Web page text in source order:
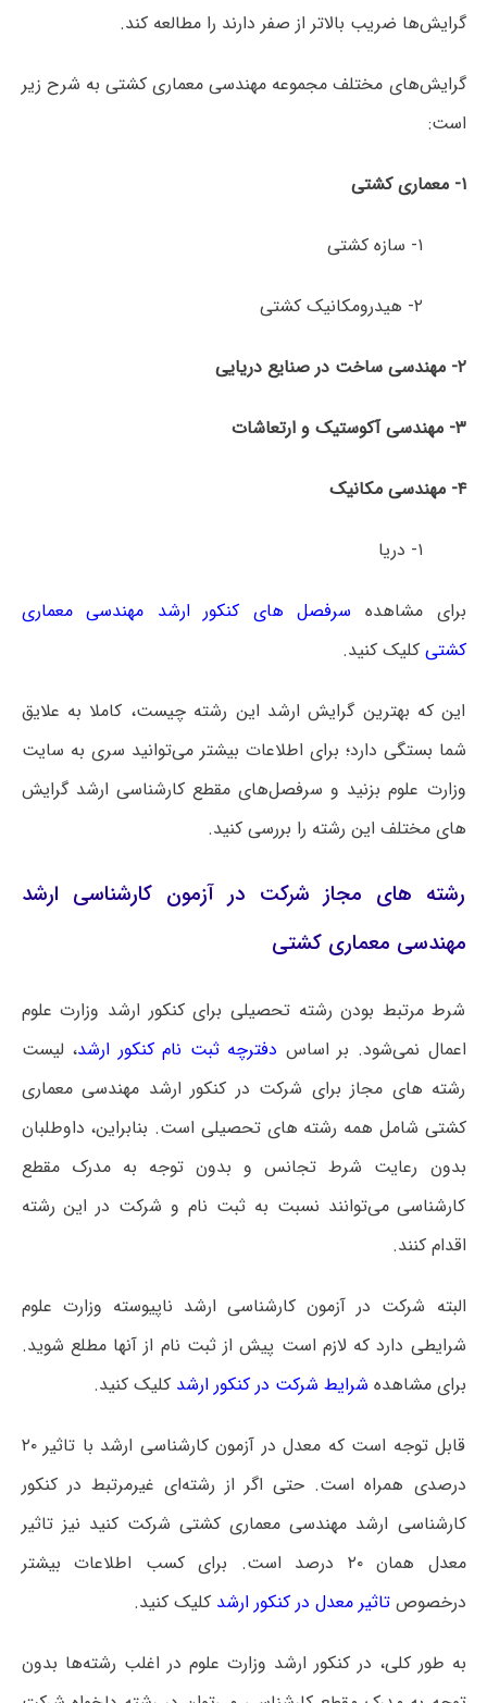
گرایش‌ها ضریب بالاتر از صفر دارند را مطالعه کند.
گرایش‌های مختلف مجموعه مهندسی معماری کشتی به شرح زیر
است:
۱- معماری کشتی
۱- سازه کشتی
۲- هیدرومکانیک کشتی
۲- مهندسی ساخت در صنایع دریایی
۳- مهندسی آکوستیک و ارتعاشات
۴- مهندسی مکانیک
۱- دریا
برای مشاهده سرفصل های کنکور ارشد مهندسی معماری
کشتی کلیک کنید.
این که بهترین گرایش ارشد این رشته چیست، کاملا به علایق
شما بستگی دارد؛ برای اطلاعات بیشتر می‌توانید سری به سایت
وزارت علوم بزنید و سرفصل‌های مقطع کارشناسی ارشد گرایش
های مختلف این رشته را بررسی کنید.
رشته های مجاز شرکت در آزمون کارشناسی ارشد
مهندسی معماری کشتی
شرط مرتبط بودن رشته تحصیلی برای کنکور ارشد وزارت علوم
اعمال نمی‌شود. بر اساس دفترچه ثبت نام کنکور ارشد، لیست
رشته های مجاز برای شرکت در کنکور ارشد مهندسی معماری
کشتی شامل همه رشته های تحصیلی است‌. بنابراین، داوطلبان
بدون رعایت شرط تجانس و بدون توجه به مدرک مقطع
کارشناسی می‌توانند نسبت به ثبت نام و شرکت در این رشته
اقدام کنند.
البته شرکت در آزمون کارشناسی ارشد ناپیوسته وزارت علوم
شرایطی دارد که لازم است پیش از ثبت نام از آنها مطلع شوید.
برای مشاهده شرایط شرکت در کنکور ارشد کلیک کنید.
قابل توجه است که معدل در آزمون کارشناسی ارشد با تاثیر ۲۰
درصدی همراه است. حتی اگر از رشته‌ای غیرمرتبط در کنکور
کارشناسی ارشد مهندسی معماری کشتی شرکت کنید نیز تاثیر
معدل همان ۲۰ درصد است. برای کسب اطلاعات بیشتر
درخصوصتاثیر معدل در کنکور ارشد کلیک کنید.
به طور کلی، در کنکور ارشد وزارت علوم در اغلب رشته‌ها بدون